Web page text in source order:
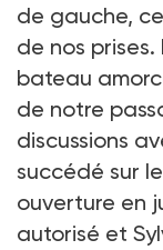
de gauche,
de nos
bateau
de notre
discussions
succédé sur
ouverture en
autorisé et